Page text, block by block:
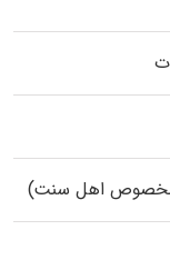
(مخصوص اهل سنت)